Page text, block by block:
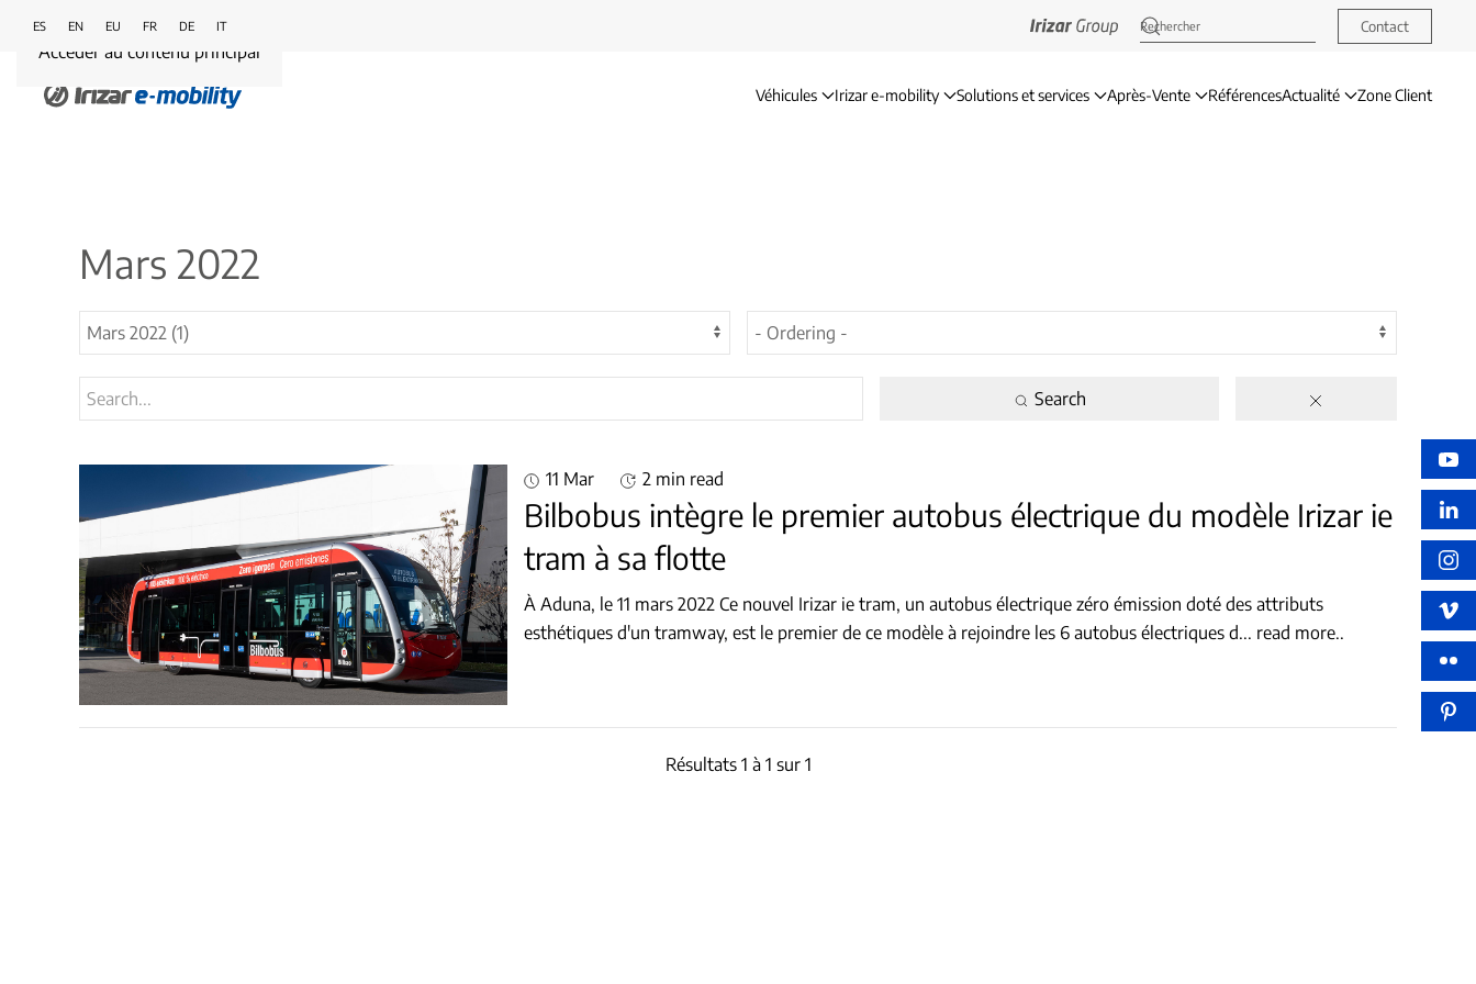
Accéder au contenu principal
ES EN EU FR DE IT Contact
Véhicules Irizar e-mobility Solutions et services Après-Vente RéférencesActualité Zone Client
Mars 2022
Search
11 Mar 2 min read
Bilbobus intègre le premier autobus électrique du modèle Irizar ie
tram à sa flotte
À Aduna, le 11 mars 2022 Ce nouvel Irizar ie tram, un autobus électrique zéro émission doté des attributs
esthétiques d'un tramway, est le premier de ce modèle à rejoindre les 6 autobus électriques d... read more..
Résultats 1 à 1 sur 1